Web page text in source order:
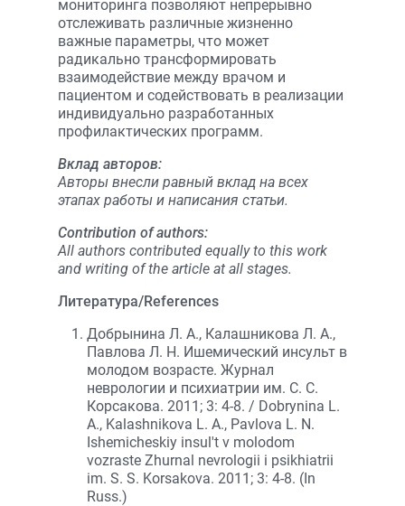
мониторинга позволяют непрерывно
отслеживать различные жизненно
важные параметры, что может
радикально трансформировать
взаимодействие между врачом и
пациентом и содействовать в реализации
индивидуально разработанных
профилактических программ.
Вклад авторов:
Авторы внесли равный вклад на всех
этапах работы и написания статьи.
Contribution of authors:
All authors contributed equally to this work
and writing of the article at all stages.
Литература/References
Добрынина Л. А., Калашникова Л. А.,
Павлова Л. Н. Ишемический инсульт в
молодом возрасте. Журнал
неврологии и психиатрии им. С. С.
Корсакова. 2011; 3: 4-8. / Dobrynina L.
A., Kalashnikova L. A., Pavlova L. N.
Ishemicheskiy insul't v molodom
vozraste Zhurnal nevrologii i psikhiatrii
im. S. S. Korsakova. 2011; 3: 4-8. (In
Russ.)